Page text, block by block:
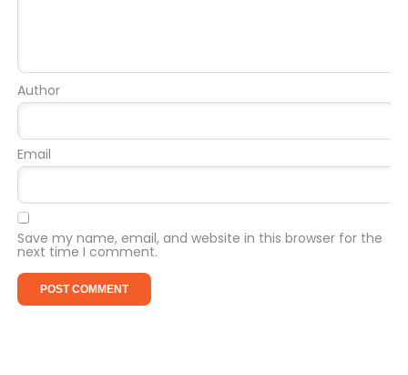
Author
Email
Save my name, email, and website in this browser for the
next time I comment.